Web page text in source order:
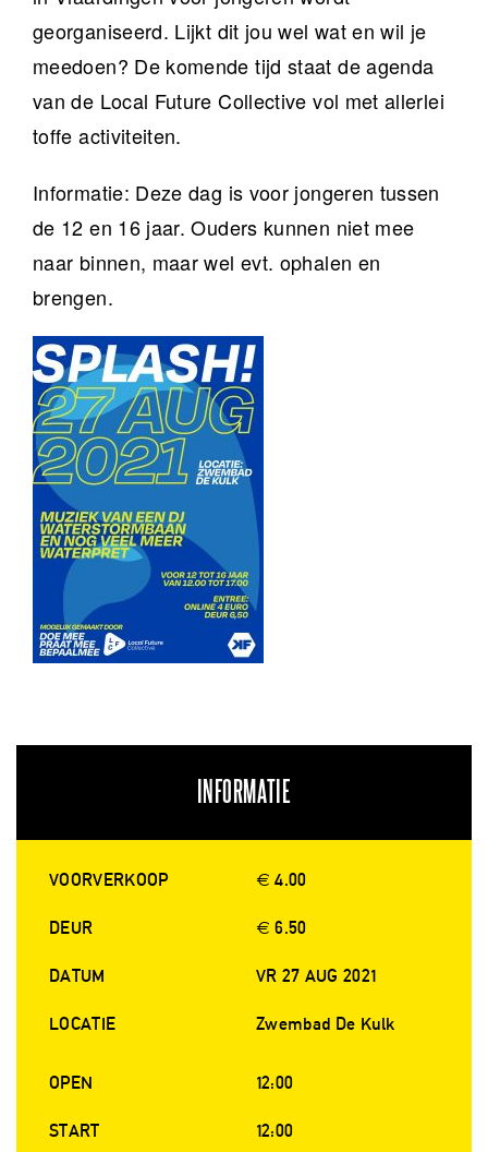
georganiseerd. Lijkt dit jou wel wat en wil je
meedoen? De komende tijd staat de agenda
van de Local Future Collective vol met allerlei
toffe activiteiten.
Informatie: Deze dag is voor jongeren tussen
de 12 en 16 jaar. Ouders kunnen niet mee
naar binnen, maar wel evt. ophalen en
brengen.
INFORMATIE
VOORVERKOOP € 4.00
DEUR € 6.50
DATUM VR 27 AUG 2021
LOCATIE Zwembad De Kulk
OPEN 12:00
START 12:00